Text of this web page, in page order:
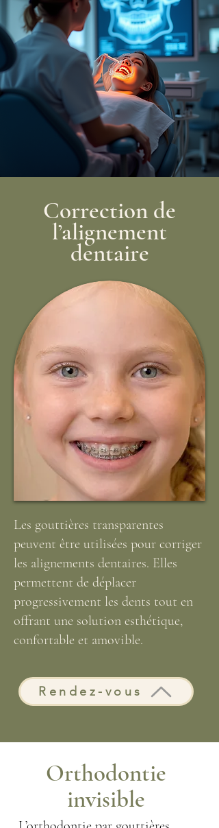
Correction de
l’alignement
dentaire
Les gouttières transparentes
peuvent être utilisées pour corriger
les alignements dentaires. Elles
permettent de déplacer
progressivement les dents tout en
offrant une solution esthétique,
confortable et amovible.
Rendez-vous
Orthodontie
invisible